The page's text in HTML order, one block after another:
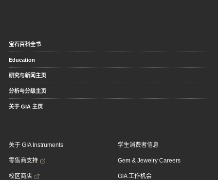
宝石百科全书
Education
研究与新闻主页
分析与分级主页
关于 GIA 主页
关于 GIA Instruments
零售商支持
校区商店
学生消费者信息
Gem & Jewelry Careers
GIA 工作机会